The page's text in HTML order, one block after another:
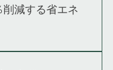
減する省エネ